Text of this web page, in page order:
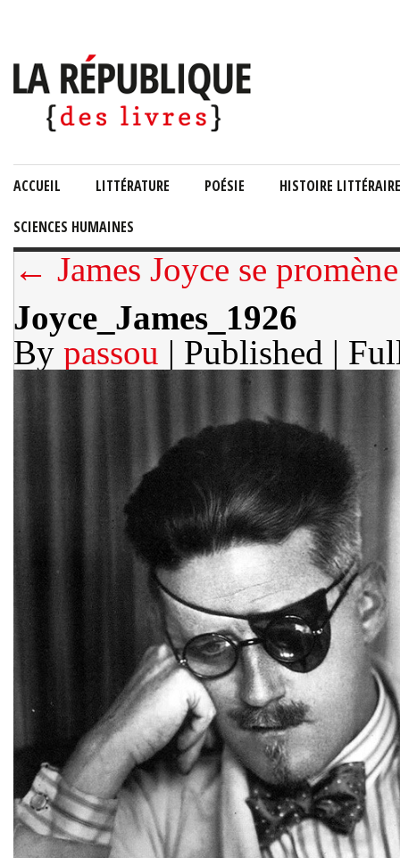
ACCUEIL LITTÉRATURE POÉSIE HISTOIRE LITTÉRAIRE
SCIENCES HUMAINES
← James Joyce se
Joyce_James_1926
By passou | Published |